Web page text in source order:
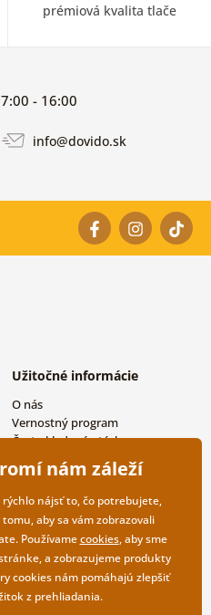
prémiová kvalita tlače
- 16:00
info@dovido.sk
Užitočné informácie
O nás
Vernostný program
Často kladené otázky
Magazín
Kontakty
Veľkoobchodná spolupráca
nám záleží
nájsť to, čo potrebujete,
aby sa vám zobrazovali
Používamecookies, aby sme
a zobrazujeme produkty
cookies nám pomáhajú zlepšiť
z prehliadania.